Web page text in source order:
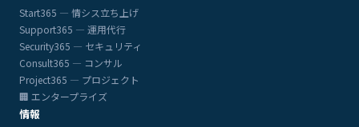
Start365 — 情シス立ち上げ
Support365 — 運用代行
Security365 — セキュリティ
Consult365 — コンサル
Project365 — プロジェクト
🏢 エンタープライズ
情報